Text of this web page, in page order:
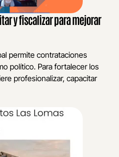
y fiscalizar para mejorar
permite contrataciones
político. Para fortalecer los
profesionalizar, capacitar